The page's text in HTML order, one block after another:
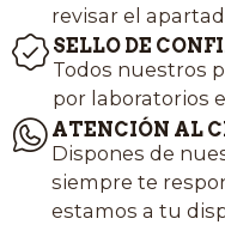
revisar el
SELLO DE
Todos nuestros
por laboratorios
ATENCIÓN AL
Dispones de
siempre te
estamos a tu